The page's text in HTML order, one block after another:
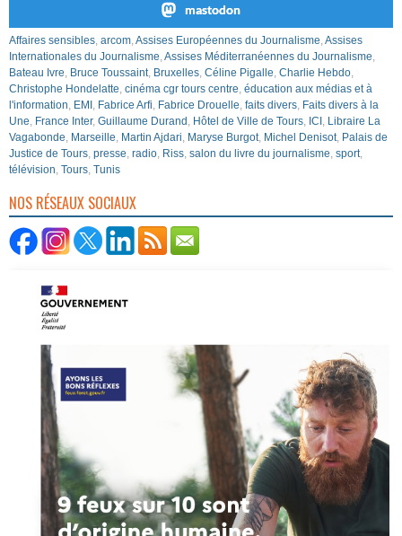
mastodon
Affaires sensibles arcom Assises Européennes du Journalisme Assises
Internationales du Journalisme Assises Méditerranéennes du Journalisme
Bateau Ivre Bruce Toussaint, Bruxelles Céline Pigalle Charlie Hebdo
Christophe Hondelatte cinéma cgr tours centre éducation aux médias et à
l'information EMI Fabrice Arfi Fabrice Drouelle faits divers Faits divers à la
Une France Inter, Guillaume Durand Hôtel de Ville de Tours ICI Libraire La
Vagabonde Marseille Martin Ajdari Maryse Burgot, Michel Denisot, Palais de
Justice de Tours presse radio Riss salon du livre du journalisme sport,
télévision Tours Tunis
NOS RÉSEAUX SOCIAUX